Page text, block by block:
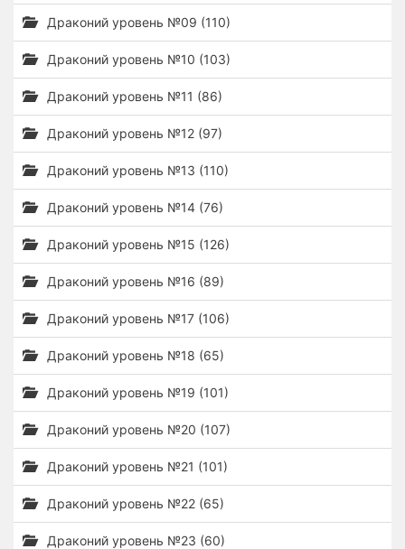
Драконий уровень №09 (110)
Драконий уровень №10 (103)
Драконий уровень №11 (86)
Драконий уровень №12 (97)
Драконий уровень №13 (110)
Драконий уровень №14 (76)
Драконий уровень №15 (126)
Драконий уровень №16 (89)
Драконий уровень №17 (106)
Драконий уровень №18 (65)
Драконий уровень №19 (101)
Драконий уровень №20 (107)
Драконий уровень №21 (101)
Драконий уровень №22 (65)
Драконий уровень №23 (60)